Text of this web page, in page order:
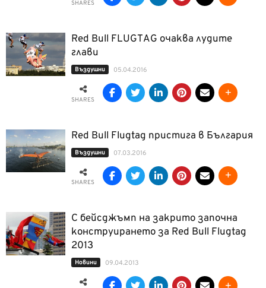
SHARES
Red Bull FLUGTAG очаква лудите
глави
Въздушни 05.04.2016
SHARES
Red Bull Flugtag пристига в България
Въздушни 07.03.2016
SHARES
С бейсджъмп на закрито започна
конструирането за Red Bull Flugtag
2013
Новини 09.04.2013